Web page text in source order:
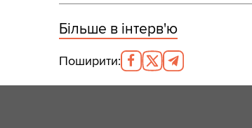
Більше в інтерв'ю
Поширити: